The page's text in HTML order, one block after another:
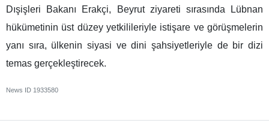
Dışişleri Bakanı Erakçi, Beyrut ziyareti sırasında Lübnan
hükümetinin üst düzey yetkilileriyle istişare ve görüşmelerin
yanı sıra, ülkenin siyasi ve dini şahsiyetleriyle de bir dizi
temas gerçekleştirecek.
News ID 1933580